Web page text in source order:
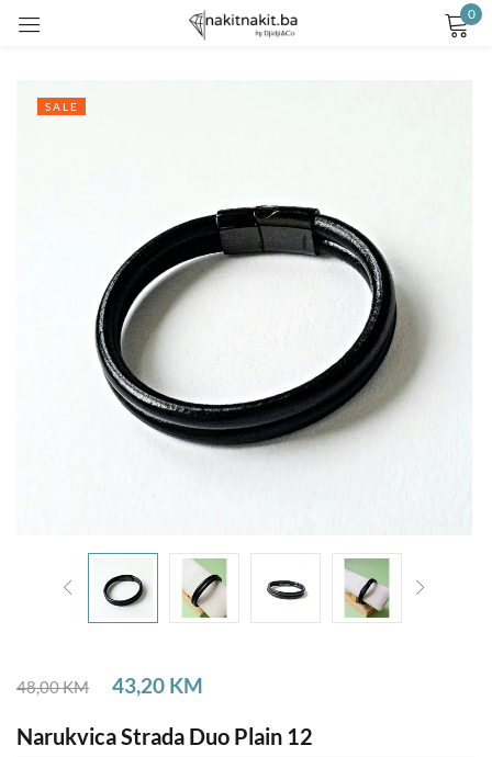
0
SALE
48,00KM 43,20 KM
Narukvica Strada Duo Plain 12
Remember me Lost password?
CREATE AN ACCOUNT